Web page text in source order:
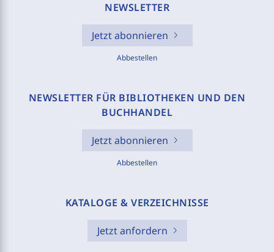
NEWSLETTER
Jetzt abonnieren
Abbestellen
NEWSLETTER FÜR BIBLIOTHEKEN UND DEN
BUCHHANDEL
Jetzt abonnieren
Abbestellen
KATALOGE & VERZEICHNISSE
Jetzt anfordern